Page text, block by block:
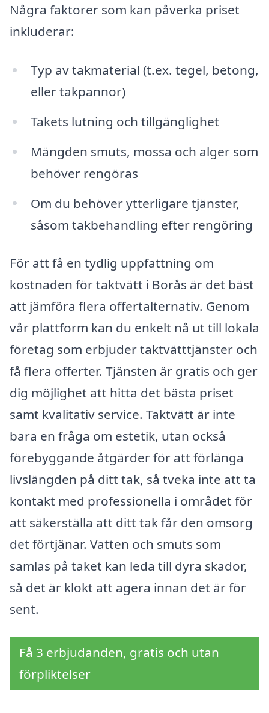
Några faktorer som kan påverka priset
inkluderar:
Typ av takmaterial (t.ex. tegel, betong,
eller takpannor)
Takets lutning och tillgänglighet
Mängden smuts, mossa och alger som
behöver rengöras
Om du behöver ytterligare tjänster,
såsom takbehandling efter rengöring
För att få en tydlig uppfattning om
kostnaden för taktvätt i Borås är det bäst
att jämföra flera offertalternativ. Genom
vår plattform kan du enkelt nå ut till lokala
företag som erbjuder taktvätttjänster och
få flera offerter. Tjänsten är gratis och ger
dig möjlighet att hitta det bästa priset
samt kvalitativ service. Taktvätt är inte
bara en fråga om estetik, utan också
förebyggande åtgärder för att förlänga
livslängden på ditt tak, så tveka inte att ta
kontakt med professionella i området för
att säkerställa att ditt tak får den omsorg
det förtjänar. Vatten och smuts som
samlas på taket kan leda till dyra skador,
så det är klokt att agera innan det är för
sent.
Få 3 erbjudanden, gratis och utan
förpliktelser